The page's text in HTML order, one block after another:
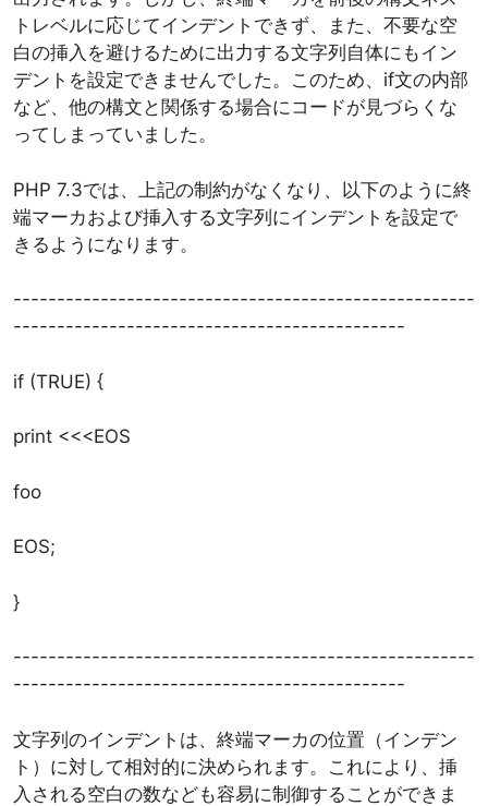
トレベルに応じてインデントできず、また、不要な空
白の挿入を避けるために出力する文字列自体にもイン
デントを設定できませんでした。このため、if文の内部
など、他の構文と関係する場合にコードが見づらくな
ってしまっていました。
PHP 7.3では、上記の制約がなくなり、以下のように終
端マーカおよび挿入する文字列にインデントを設定で
きるようになります。
-----------------------------------------------------
---------------------------------------------
if (TRUE) {
print <<<EOS
foo
EOS;
}
-----------------------------------------------------
---------------------------------------------
文字列のインデントは、終端マーカの位置（インデン
ト）に対して相対的に決められます。これにより、挿
入される空白の数なども容易に制御することができま